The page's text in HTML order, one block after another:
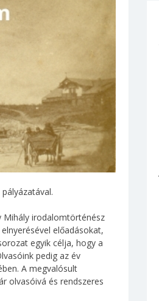
Mihály irodalomtörténész
előadásokat,
egyik célja, hogy a
pedig az év
A megvalósult
olvasóivá és rendszeres